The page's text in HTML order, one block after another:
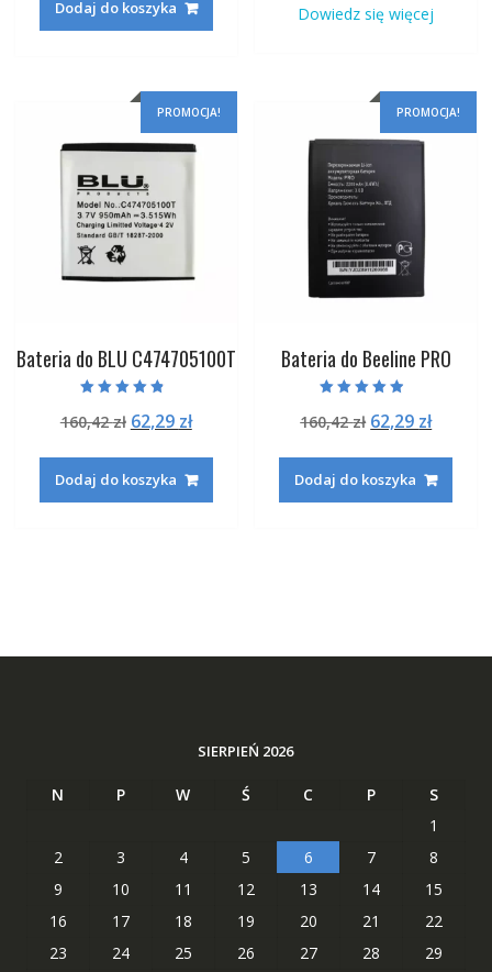
196,82 zł.75,29 zł.
Dodaj do koszyka
160,42 zł.62,29
Dowiedz się więcej
PROMOCJA!
Bateria do BLU C474705100T
4.50
na 5
160,42zł Pierwotna
wynosiła:
160,42 zł.
62,29 złAktualna
62,29 zł.
Dodaj do koszyka
PROMOCJA!
Bateria do Beeline PRO
4.50
na 5
160,42zł Pierwotna
wynosiła:
160,42 zł.
62,29 zł
62,29
Dodaj do koszyka
SIERPIEŃ 2026
N P W Ś C P
S
1
2
3 4 5 6 7
8
9
10 11 12 13 14
15
16
17 18 19 20 21
22
23
24 25 26 27 28
29